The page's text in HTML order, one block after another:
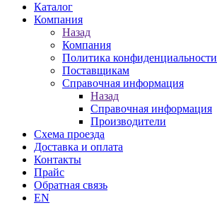
Каталог
Компания
Назад
Компания
Политика конфиденциальности
Поставщикам
Справочная информация
Назад
Справочная информация
Производители
Схема проезда
Доставка и оплата
Контакты
Прайс
Обратная связь
EN